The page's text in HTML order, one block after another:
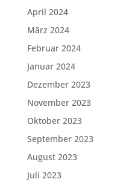
April 2024
März 2024
Februar 2024
Januar 2024
Dezember 2023
November 2023
Oktober 2023
September 2023
August 2023
Juli 2023